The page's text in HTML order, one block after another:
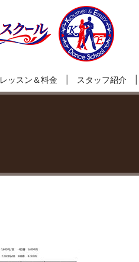
レッスン＆料金 スタッフ紹介